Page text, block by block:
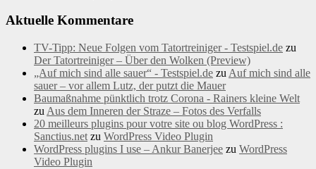
Aktuelle Kommentare
TV-Tipp: Neue Folgen vom Tatortreiniger - Testspiel.de zu
Der Tatortreiniger – Über den Wolken (Preview)
„Auf mich sind alle sauer“ - Testspiel.de zu Auf mich sind alle
sauer – vor allem Lutz, der putzt die Mauer
Baumaßnahme pünktlich trotz Corona - Rainers kleine Welt
zu Aus dem Inneren der Straze – Fotos des Verfalls
20 meilleurs plugins pour votre site ou blog WordPress :
Sanctius.net zu WordPress Video Plugin
WordPress plugins I use – Ankur Banerjee zu WordPress
Video Plugin